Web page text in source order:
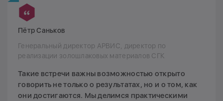
Пётр Саньков
Генеральный директор АРВИС, директор по
реализации золошлаковых материалов СГК
Такие встречи важны возможностью открыто
говорить не только о результатах, но и о том, как
они достигаются. Мы делимся практическими